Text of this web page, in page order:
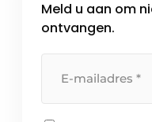
Meld u aan om
ontvangen.